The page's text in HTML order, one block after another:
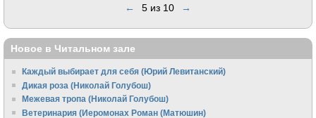
← 5 из 10 →
Новое в Читальном зале
Каждый выбирает для себя (Юрий Левитанский)
Дикая роза (Николай Голубош)
Межевая тропа (Николай Голубош)
Ветеринария (Иеромонах Роман (Матюшин)